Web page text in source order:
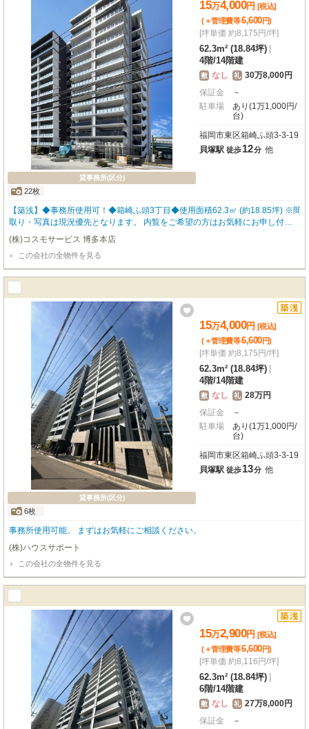
して、ぜひご検討ください。
貸事務所(区分)
22枚
15万4,000円 [税込]
(＋管理費等6,600円)
[坪単価 約8,175円/坪]
62.3m² (18.84坪)
4階/14階建
敷 なし 礼 30万8,000円
保証金
－
駐車場
あり(1万1,000円/
台)
福岡市東区箱崎ふ頭3-3-19
貝塚駅 徒歩12分 他
【築浅】◆事務所使用可！◆箱崎ふ頭3丁目◆使用面積62.3㎡ (約18.85坪) ※間
取り・写真は現況優先となります。 内覧をご希望の方はお気軽にお申し付け
ください！ 福岡の物件全てご紹介出来ます！！何でもご相談下さい♪
(株)コスモサービス 博多本店
この会社の全物件を見る
貸事務所(区分)
6枚
15万4,000円 [税込]
(＋管理費等6,600円)
[坪単価 約8,175円/坪]
62.3m² (18.84坪)
4階/14階建
敷 なし 礼 28万円
保証金
－
駐車場
あり(1万1,000円/
台)
福岡市東区箱崎ふ頭3-3-19
貝塚駅 徒歩13分 他
事務所使用可能。 まずはお気軽にご相談ください。
(株)ハウスサポート
この会社の全物件を見る
15万2,900円 [税込]
(＋管理費等6,600円)
[坪単価 約8,116円/坪]
62.3m² (18.84坪)
6階/14階建
敷 なし 礼 27万8,000円
保証金
－